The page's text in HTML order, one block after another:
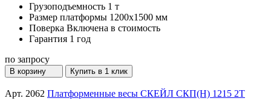
Грузоподъемность 1 т
Размер платформы 1200х1500 мм
Поверка Включена в стоимость
Гарантия 1 год
по запросу
В корзину Купить в 1 клик
Арт. 2062 Платформенные весы СКЕЙЛ СКП(Н) 1215 2T